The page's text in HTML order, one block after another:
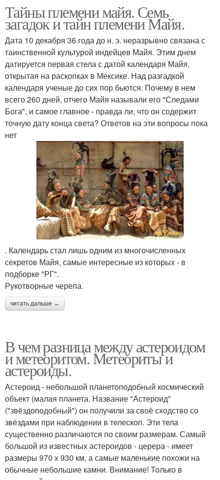
Тайны племени майя. Семь
загадок и тайн племени Майя.
Дата 10 декабря 36 года до н. э. неразрывно связана с
таинственной культурой индейцев Майя. Этим днем
датируется первая стела с датой календаря Майя,
открытая на раскопках в Мексике. Над разгадкой
календаря ученые до сих пор бьются. Почему в нем
всего 260 дней, отчего Майя называли его "Следами
Бога", и самое главное - правда ли, что он содержит
точную дату конца света? Ответов на эти вопросы пока
нет
. Календарь стал лишь одним из многочисленных
секретов Майя, самые интересные из которых - в
подборке "РГ".
Рукотворные черепа.
читать дальше →
В чем разница между астероидом
и метеоритом. Метеориты и
астероиды.
Астероид - небольшой планетоподобный космический
объект (малая планета. Название "Астероид"
("звёздоподобный") он получили за своё сходство со
звёздами при наблюдении в телескоп. Эти тела
существенно различаются по своим размерам. Самый
большой из известных астероидов - церера - имеет
размеры 970 х 930 км, а самые маленькие похожи на
обычные небольшие камни. Внимание! Только в